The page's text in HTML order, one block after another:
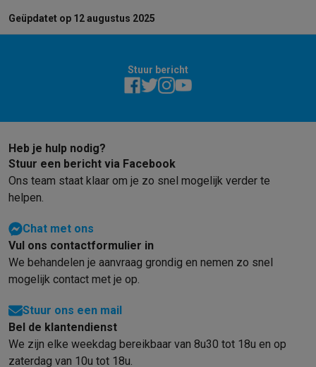
Geüpdatet op 12 augustus 2025
Stuur bericht
Heb je hulp nodig?
Stuur een bericht via Facebook
Ons team staat klaar om je zo snel mogelijk verder te
helpen.
Chat met ons
Vul ons contactformulier in
We behandelen je aanvraag grondig en nemen zo snel
mogelijk contact met je op.
Stuur ons een mail
Bel de klantendienst
We zijn elke weekdag bereikbaar van 8u30 tot 18u en op
zaterdag van 10u tot 18u.